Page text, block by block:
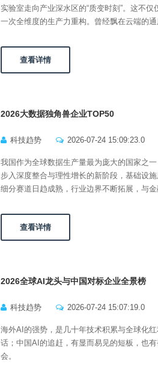
实验室走向产业深水区的“质变时刻”。这不
一次全维度的生产力重构。曾经飘在云端的
查看详情
2026大数据独角兽企业TOP50
科技趋势 2026-07-24 15:09:23.0
我国作为全球数据生产量最为庞大的国家之
步入深度整合与理性增长的新阶段，基础设
细分赛道日趋成熟，行业边界不断拓展，与
查看详情
2026全球AI龙头与中国对标企业全景榜
科技趋势 2026-07-24 15:07:19.0
海外AI的强势，是几十年技术积累与全球化
话；中国AI的追赶，有显而易见的短板，也
会。